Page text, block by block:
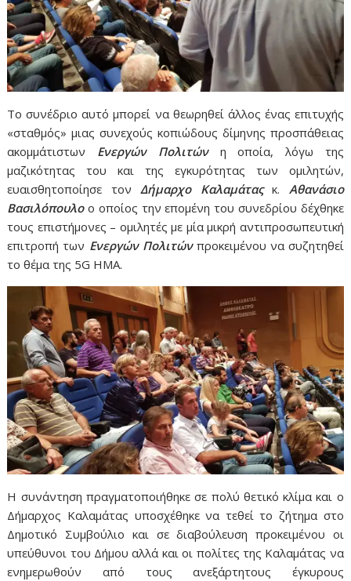
Το συνέδριο αυτό μπορεί να θεωρηθεί άλλος ένας επιτυχής
«σταθμός» μιας συνεχούς κοπιώδους δίμηνης προσπάθειας
ακομμάτιστων Ενεργών Πολιτώνη οποία, λόγω της
μαζικότητας του και της εγκυρότητας των ομιλητών,
ευαισθητοποίησε τονΔήμαρχο Καλαμάταςκ. Αθανάσιο
Βασιλόπουλοο οποίος την επομένη του συνεδρίου δέχθηκε
τους επιστήμονες – ομιλητές με μία μικρή αντιπροσωπευτική
επιτροπή των Ενεργών Πολιτώνπροκειμένου να συζητηθεί
το θέμα της 5G ΗΜΑ.
Η συνάντηση πραγματοποιήθηκε σε πολύ θετικό κλίμα και ο
Δήμαρχος Καλαμάτας υποσχέθηκε να τεθεί το ζήτημα στο
Δημοτικό Συμβούλιο και σε διαβούλευση προκειμένου οι
υπεύθυνοι του Δήμου αλλά και οι πολίτες της Καλαμάτας να
ενημερωθούν από τους ανεξάρτητους έγκυρους